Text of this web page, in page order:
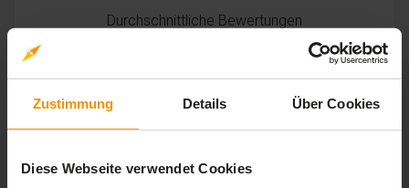
Zustimmung Details Über Cookies
Diese Webseite verwendet Cookies
Durchschnittliche Bewertungen
0,00